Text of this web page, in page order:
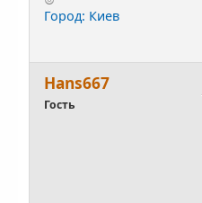
Город: Киев
Hans667
Гость